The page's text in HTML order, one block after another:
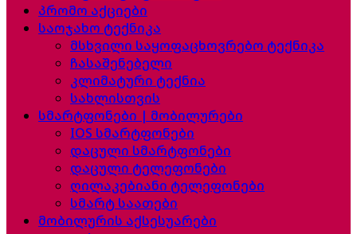
პრომო აქციები
საოჯახო ტექნიკა
მსხვილი საყოფაცხოვრებო ტექნიკა
ჩასაშენებელი
კლიმატური ტექნია
სახლისთვის
სმარტფონები | მობილურები
IOS სმარტფონები
დაცული სმარტფონები
დაცული ტელეფონები
ღილაკებიანი ტელეფონები
სმარტ საათები
მობილურის აქსესუარები